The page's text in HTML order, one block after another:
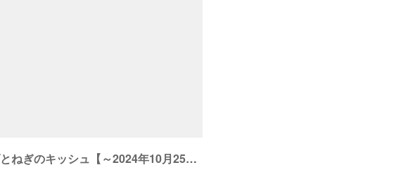
しらすと油揚げとねぎのキッシュ【～2024年10月25日】